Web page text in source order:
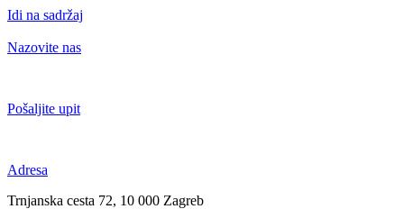
Idi na sadržaj
Nazovite nas
Pošaljite upit
Adresa
Trnjanska cesta 72, 10 000 Zagreb